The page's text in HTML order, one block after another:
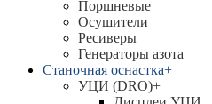
Поршневые
Осушители
Ресиверы
Генераторы азота
Станочная оснастка+
УЦИ (DRO)+